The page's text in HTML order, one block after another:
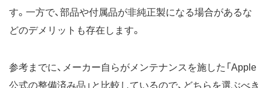
す。一方で、部品や付属品が非純正製になる場合があるな
どのデメリットも存在します。
参考までに、メーカー自らがメンテナンスを施した「Apple
公式の整備済み品」と比較しているので、どちらを選ぶべき